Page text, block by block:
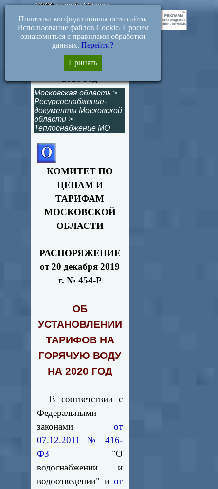
ЖКХ-онлайн.Москва
454-р. Тарифы на
горячую воду на
2020 год
Московская область >
Ресурсоснабжение-
документы Московской
области >
Теплоснабжение МО
КОМИТЕТ ПО
ЦЕНАМ И
ТАРИФАМ
МОСКОВСКОЙ
ОБЛАСТИ
РАСПОРЯЖЕНИЕ
от 20 декабря 2019
г. № 454-Р
ОБ
УСТАНОВЛЕНИИ
ТАРИФОВ НА
ГОРЯЧУЮ ВОДУ
НА 2020 ГОД
В соответствии с
Федеральными
законами от
07.12.2011 № 416-
ФЗ "О
водоснабжении и
водоотведении" и от
Политика конфиденциальности сайта.
Использование файлов Cookie. Просим
ознакомиться с правилами обработки
данных. Перейти?
Принять